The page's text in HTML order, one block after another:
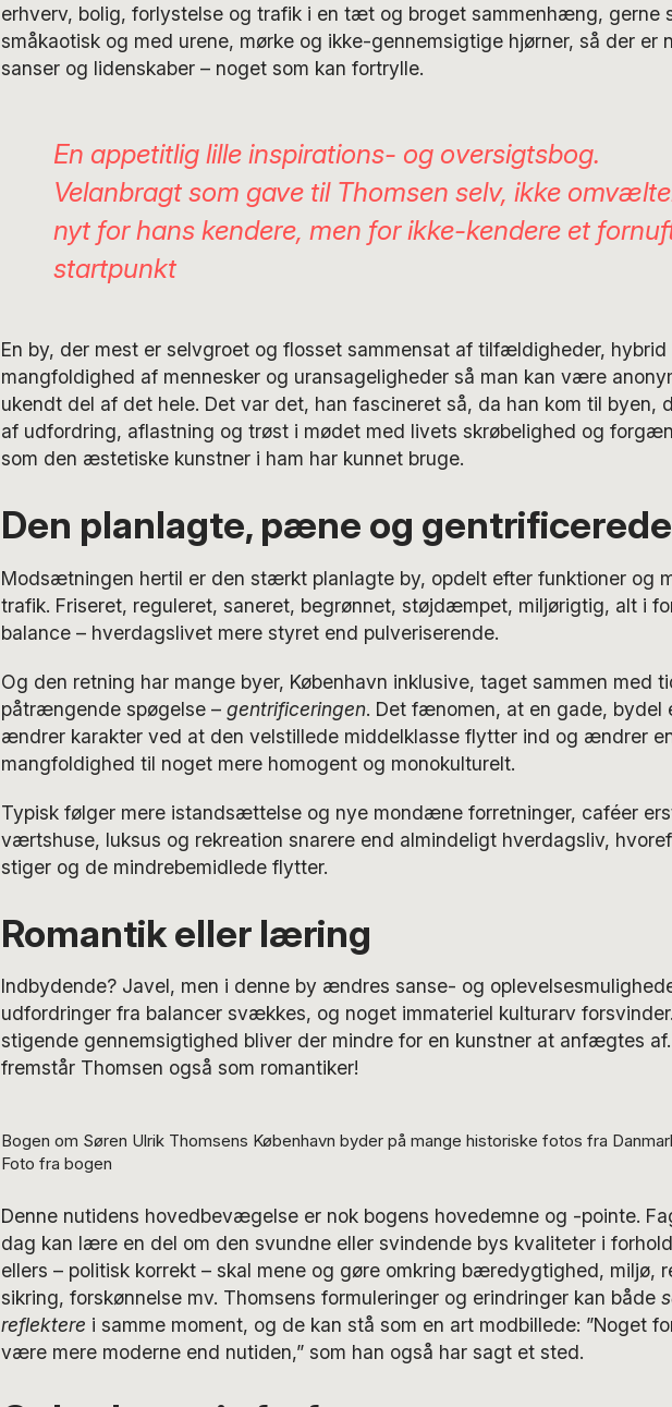
erhverv, bolig, forlystelse og trafik i en tæt og broget sammenhæng, gerne
småkaotisk og med urene, mørke og ikke-gennemsigtige hjørner, så der er
sanser og lidenskaber – noget som kan fortrylle.
En appetitlig lille inspirations- og oversigtsbog.
Velanbragt som gave til Thomsen selv, ikke
nyt for hans kendere, men for ikke-kendere et
startpunkt
En by, der mest er selvgroet og flosset sammensat af tilfældigheder, hybrid
mangfoldighed af mennesker og uransageligheder så man kan være
ukendt del af det hele. Det var det, han fascineret så, da han kom til byen,
af udfordring, aflastning og trøst i mødet med livets skrøbelighed og
som den æstetiske kunstner i ham har kunnet bruge.
Den planlagte, pæne og
Modsætningen hertil er den stærkt planlagte by, opdelt efter funktioner og
trafik. Friseret, reguleret, saneret, begrønnet, støjdæmpet, miljørigtig, alt i
balance – hverdagslivet mere styret end pulveriserende.
Og den retning har mange byer, København inklusive, taget sammen med
påtrængende spøgelse – gentrificeringen. Det fænomen, at en gade, bydel
ændrer karakter ved at den velstillede middelklasse flytter ind og ændrer
mangfoldighed til noget mere homogent og monokulturelt.
Typisk følger mere istandsættelse og nye mondæne forretninger, caféer
værtshuse, luksus og rekreation snarere end almindeligt hverdagsliv,
stiger og de mindrebemidlede flytter.
Romantik eller læring
Indbydende? Javel, men i denne by ændres sanse- og
udfordringer fra balancer svækkes, og noget immateriel kulturarv
stigende gennemsigtighed bliver der mindre for en kunstner at anfægtes
fremstår Thomsen også som romantiker!
Bogen om Søren Ulrik Thomsens København byder på mange historiske fotos fra
Foto fra bogen
Denne nutidens hovedbevægelse er nok bogens hovedemne og -pointe.
dag kan lære en del om den svundne eller svindende bys kvaliteter i
ellers – politisk korrekt – skal mene og gøre omkring bæredygtighed, miljø,
sikring, forskønnelse mv. Thomsens formuleringer og erindringer kan både
reflektere i samme moment, og de kan stå som en art modbillede: ”Noget
være mere moderne end nutiden,” som han også har sagt et sted.